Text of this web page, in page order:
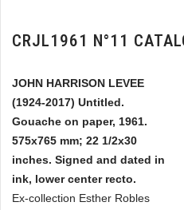
CRJL1961 N°11
JOHN HARRISON LEVEE
(1924-2017) Untitled.
Gouache on paper, 1961.
575x765 mm; 22 1/2x30
inches. Signed and dated in
ink, lower center recto.
Ex-collection Esther Robles